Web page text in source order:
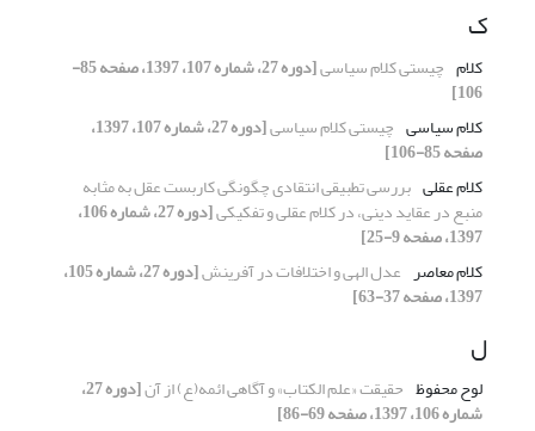
ک
کلام چیستی کلام سیاسی [دوره 27، شماره 107، 1397، صفحه 85-
106]
کلام سیاسی چیستی کلام سیاسی [دوره 27، شماره 107، 1397،
صفحه 85-106]
کلام عقلی بررسی تطبیقی انتقادی چگونگی کاربست عقل به مثابه
منبع در عقاید دینی، در کلام عقلی و تفکیکی [دوره 27، شماره 106،
1397، صفحه 9-25]
کلام معاصر عدل الهی و اختلافات در آفرینش [دوره 27، شماره 105،
1397، صفحه 37-63]
ل
لوح محفوظ حقیقت «علم الکتاب» و آگاهی ائمه(ع) از آن [دوره 27،
شماره 106، 1397، صفحه 69-86]